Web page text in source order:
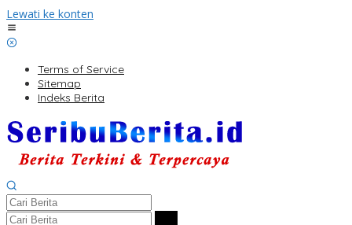
Lewati ke konten
Terms of Service
Sitemap
Indeks Berita